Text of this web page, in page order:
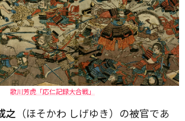
歌川芳虎「応仁記録大合戦」
之 （ほそかわ しげゆき）の被官であ